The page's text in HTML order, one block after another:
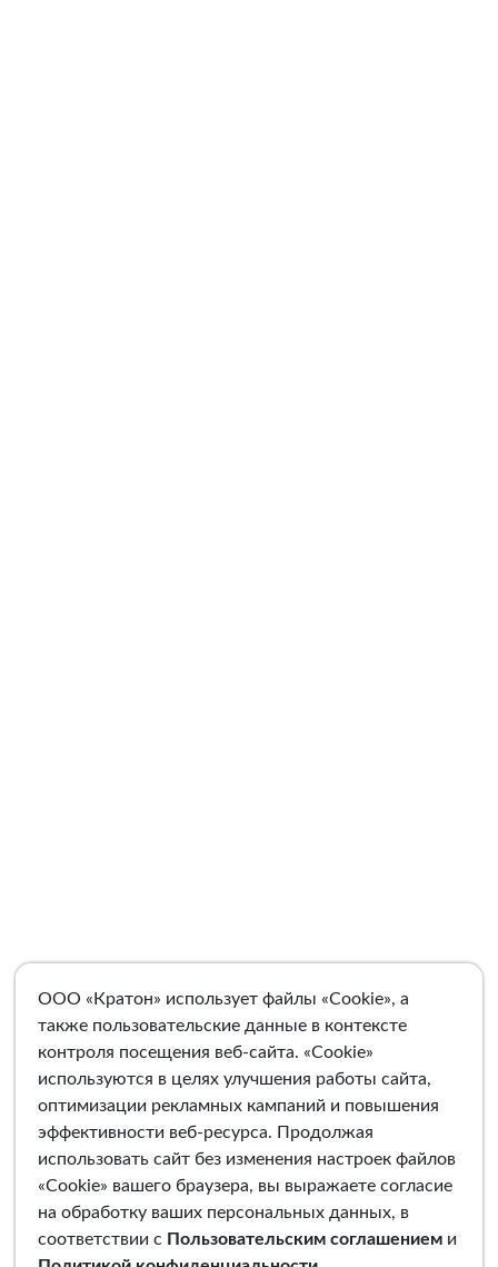
ООО «Кратон» использует файлы «Cookie», а
также пользовательские данные в контексте
контроля посещения веб-сайта. «Cookie»
используются в целях улучшения работы сайта,
оптимизации рекламных кампаний и повышения
эффективности веб-ресурса. Продолжая
использовать сайт без изменения настроек файлов
«Cookie» вашего браузера, вы выражаете согласие
на обработку ваших персональных данных, в
соответствии с Пользовательским соглашением и